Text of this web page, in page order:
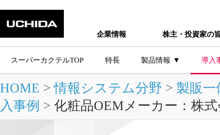
企業情報 株主・投資家の
スーパーカクテルTOP 特長 製品情報
主な製品シ
導入
HOME >情報システム分野 > 製販
入事例 > 化粧品OEMメーカー：株